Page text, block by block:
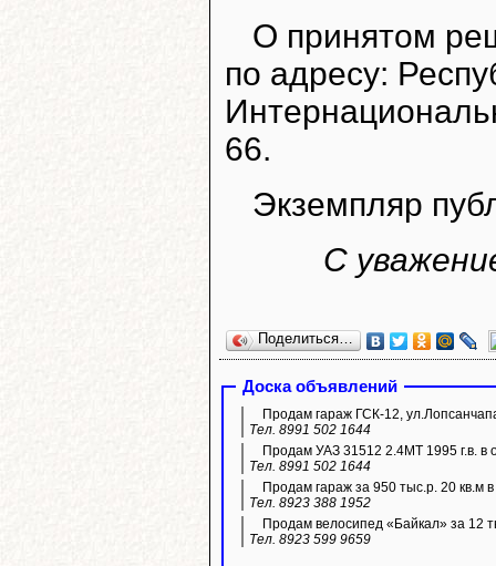
О принятом
по адресу:
66.
Экземпляр
С
Поделиться…
Доска объявлений
Продам гараж ГСК-12,
Тел. 8991 502 1644
Продам УАЗ 31512 2.4МТ 1995 г.в. в
Тел. 8991 502 1644
Продам гараж за 950 тыс.р. 20 кв.м
Тел. 8923 388 1952
Продам велосипед «Байкал» за 12
Тел. 8923 599 9659